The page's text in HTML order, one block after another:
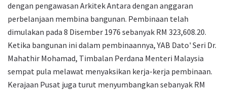
dengan pengawasan Arkitek Antara dengan anggaran
perbelanjaan membina bangunan. Pembinaan telah
dimulakan pada 8 Disember 1976 sebanyak RM 323,608.20.
Ketika bangunan ini dalam pembinaannya, YAB Dato' Seri Dr.
Mahathir Mohamad, Timbalan Perdana Menteri Malaysia
sempat pula melawat menyaksikan kerja-kerja pembinaan.
Kerajaan Pusat juga turut menyumbangkan sebanyak RM